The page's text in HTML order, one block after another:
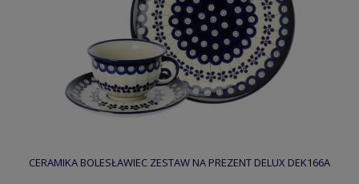
CERAMIKA BOLESŁAWIEC ZESTAW NA PREZENT DELUX DEK166A